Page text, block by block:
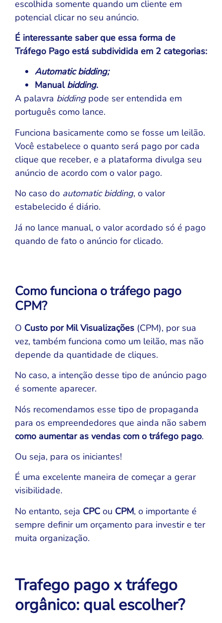
escolhida somente quando um cliente em
potencial clicar no seu anúncio.
É interessante saber que essa forma de
Tráfego Pago está subdividida em 2 categorias:
Automatic bidding;
Manual bidding.
A palavra biddingpode ser entendida em
português como lance.
Funciona basicamente como se fosse um leilão.
Você estabelece o quanto será pago por cada
clique que receber, e a plataforma divulga seu
anúncio de acordo com o valor pago.
No caso do automatic bidding, o valor
estabelecido é diário.
Já no lance manual, o valor acordado só é pago
quando de fato o anúncio for clicado.
Como funciona o tráfego pago
CPM?
O Custo por Mil Visualizações (CPM), por sua
vez, também funciona como um leilão, mas não
depende da quantidade de cliques.
No caso, a intenção desse tipo de anúncio pago
é somente aparecer.
Nós recomendamos esse tipo de propaganda
para os empreendedores que ainda não sabem
como aumentar as vendas com o tráfego pago.
Ou seja, para os iniciantes!
É uma excelente maneira de começar a gerar
visibilidade.
No entanto, seja CPC ou CPM, o importante é
sempre definir um orçamento para investir e ter
muita organização.
Trafego pago x tráfego
orgânico: qual escolher?